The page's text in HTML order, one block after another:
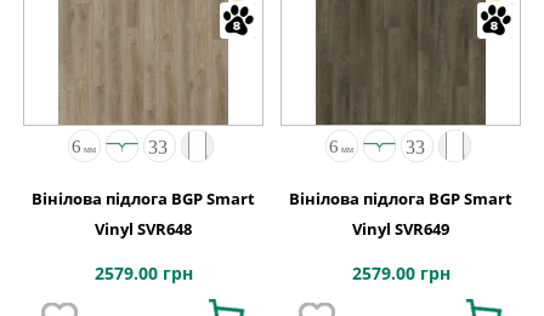
Вінілова підлога BGP Smart
Vinyl SVR648
2579.00 грн
Вінілова підлога BGP Smart
Vinyl SVR649
2579.00 грн